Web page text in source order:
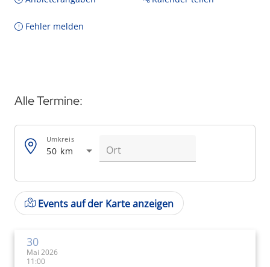
Fehler melden
Alle Termine:
50 km
Umkreis
Events auf der Karte anzeigen
30
Mai 2026
11:00